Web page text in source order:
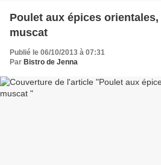
Poulet aux épices
muscat
Publié le 06/10/2013 à 07:31
Par Bistro de Jenna